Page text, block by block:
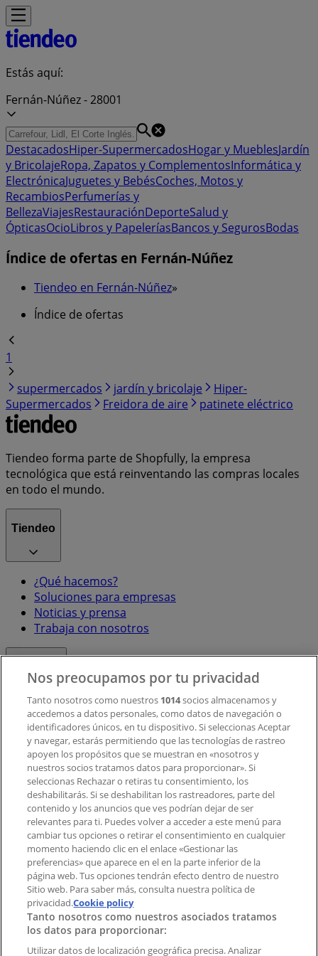
Estás aquí:
Fernán-Núñez - 28001
DestacadosHiper-SupermercadosHogar y MueblesJardín
y BricolajeRopa, Zapatos y ComplementosInformática y
ElectrónicaJuguetes y BebésCoches, Motos y
RecambiosPerfumerías y
BellezaViajesRestauraciónDeporteSalud y
ÓpticasOcioLibros y PapeleríasBancos y SegurosBodas
Índice de ofertas en Fernán-Núñez
Tiendeo en Fernán-Núñez»
Índice de ofertas
1
supermercados
jardín y bricolaje
Hiper-
Supermercados
Freidora de aire patinete eléctrico
Tiendeo forma parte de Shopfully, la empresa
tecnológica que está reinventando las compras locales
en todo el mundo.
Tiendeo
¿Qué hacemos?
Soluciones para empresas
Noticias y prensa
Trabaja con nosotros
Contacto comercial y de marketing
Tienda mal colocada en el mapa
Notificar un folleto
¿Encontraste un problema en la web o en la
aplicación?
Índices
Marcas
Marcas locales
Negocios
Negocios cercanos
Productos
Productos locales
Nos preocupamos por tu privacidad
Tanto nosotros como nuestros 1014socios almacenamos y
accedemos a datos personales, como datos de navegación o
identificadores únicos, en tu dispositivo. Si seleccionas Aceptar
y navegar, estarás permitiendo que las tecnologías de rastreo
apoyen los propósitos que se muestran en «nosotros y
nuestros socios tratamos datos para proporcionar». Si
seleccionas Rechazar o retiras tu consentimiento, los
deshabilitarás. Si se deshabilitan los rastreadores, parte del
contenido y los anuncios que ves podrían dejar de ser
relevantes para ti. Puedes volver a acceder a este menú para
cambiar tus opciones o retirar el consentimiento en cualquier
momento haciendo clic en el enlace «Gestionar las
preferencias» que aparece en el en la parte inferior de la
página web. Tus opciones tendrán efecto dentro de nuestro
Sitio web. Para saber más, consulta nuestra política de
privacidad.Cookie policy
Tanto nosotros como nuestros asociados tratamos
los datos para proporcionar:
Utilizar datos de localización geográfica precisa. Analizar